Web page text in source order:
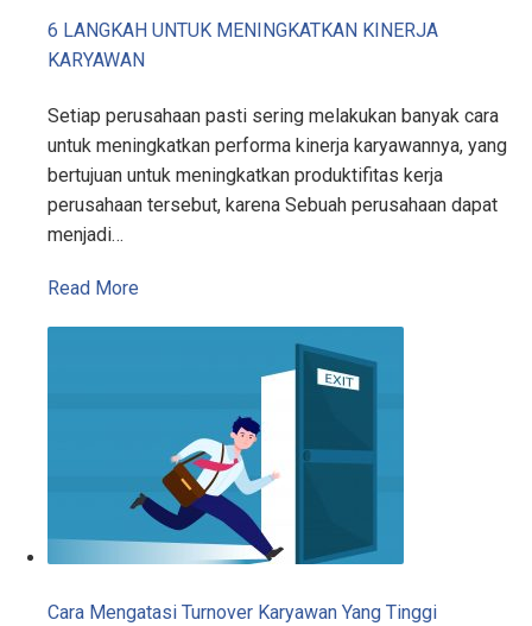
6 LANGKAH UNTUK MENINGKATKAN KINERJA
KARYAWAN
Setiap perusahaan pasti sering melakukan banyak cara
untuk meningkatkan performa kinerja karyawannya, yang
bertujuan untuk meningkatkan produktifitas kerja
perusahaan tersebut, karena Sebuah perusahaan dapat
menjadi…
Read More
Cara Mengatasi Turnover Karyawan Yang Tinggi